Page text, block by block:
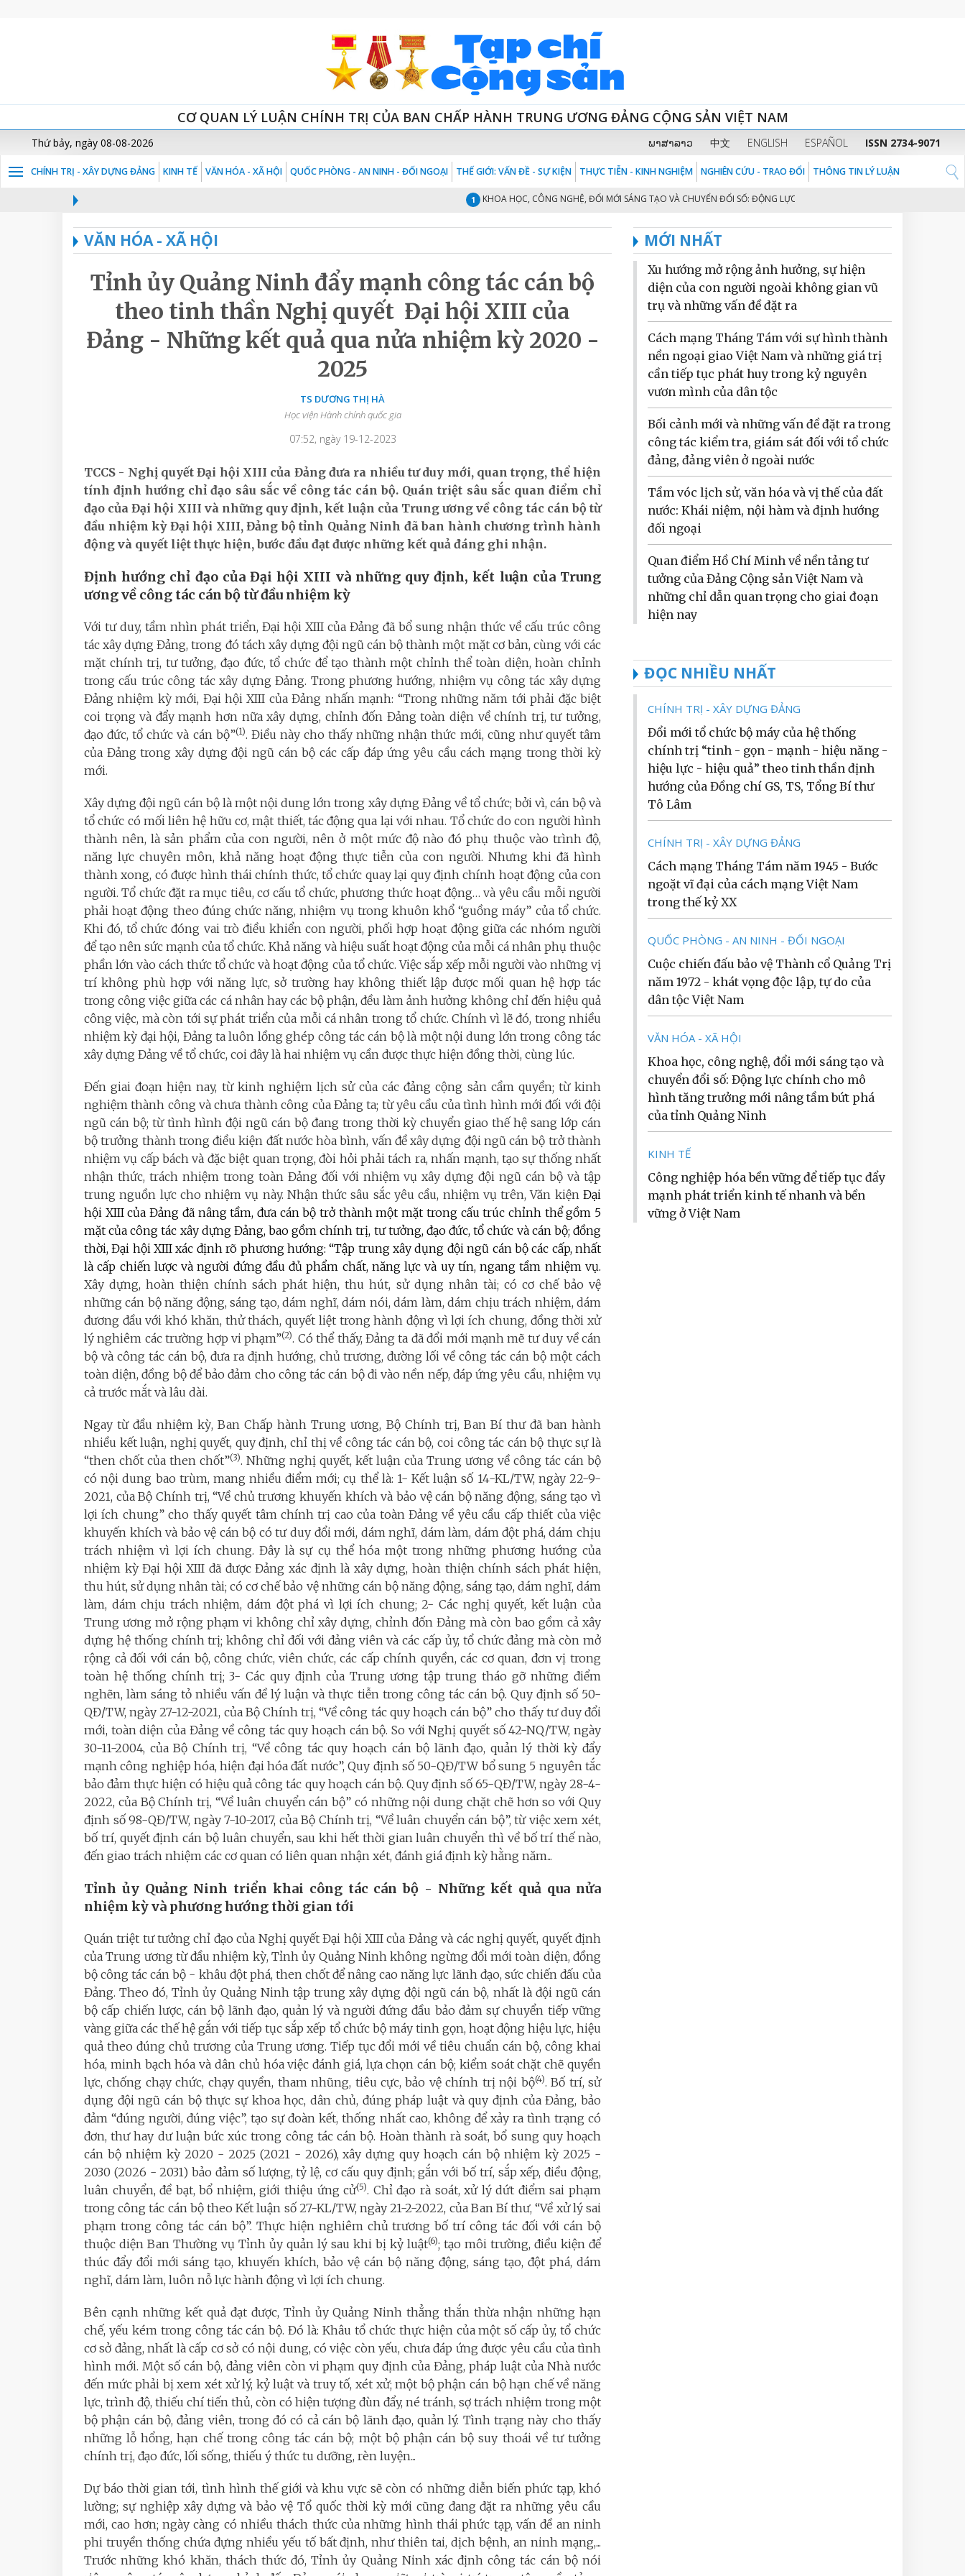
CƠ QUAN LÝ LUẬN CHÍNH TRỊ CỦA BAN CHẤP HÀNH TRUNG ƯƠNG ĐẢNG CỘNG SẢN VIỆT NAM
Thứ bảy, ngày 08-08-2026 ພາສາລາວ 中文 ENGLISH ESPAÑOL ISSN 2734-9071
CHÍNH TRỊ - XÂY DỰNG ĐẢNG KINH TẾ VĂN HÓA - XÃ HỘI QUỐC PHÒNG - AN NINH - ĐỐI NGOẠI THẾ GIỚI: VẤN ĐỀ - SỰ KIỆN THỰC TIỄN - KINH NGHIỆM NGHIÊN CỨU - TRAO ĐỔI THÔNG TIN LÝ LUẬN
KHOA HỌC, CÔNG NGHỆ, ĐỔI MỚI SÁNG TẠO VÀ CHUYỂN ĐỔI SỐ: ĐỘNG LỰC CHÍNH CHO MÔ HÌNH TĂNG TRƯỞNG MỚI
VĂN HÓA - XÃ HỘI
Tỉnh ủy Quảng Ninh đẩy mạnh công tác cán bộ
theo tinh thần Nghị quyết Đại hội XIII của
Đảng - Những kết quả qua nửa nhiệm kỳ 2020 -
2025
TS DƯƠNG THỊ HÀ
Học viện Hành chính quốc gia
07:52, ngày 19-12-2023
TCCS - Nghị quyết Đại hội XIII của Đảng đưa ra nhiều tư duy mới, quan trọng, thể hiện
tính định hướng chỉ đạo sâu sắc về công tác cán bộ. Quán triệt sâu sắc quan điểm chỉ
đạo của Đại hội XIII và những quy định, kết luận của Trung ương về công tác cán bộ từ
đầu nhiệm kỳ Đại hội XIII, Đảng bộ tỉnh Quảng Ninh đã ban hành chương trình hành
động và quyết liệt thực hiện, bước đầu đạt được những kết quả đáng ghi nhận.
Định hướng chỉ đạo của Đại hội XIII và những quy định, kết luận của Trung
ương về công tác cán bộ từ đầu nhiệm kỳ
Với tư duy, tầm nhìn phát triển, Đại hội XIII của Đảng đã bổ sung nhận thức về cấu trúc công
tác xây dựng Đảng, trong đó tách xây dựng đội ngũ cán bộ thành một mặt cơ bản, cùng với các
mặt chính trị, tư tưởng, đạo đức, tổ chức để tạo thành một chỉnh thể toàn diện, hoàn chỉnh
trong cấu trúc công tác xây dựng Đảng. Trong phương hướng, nhiệm vụ công tác xây dựng
Đảng nhiệm kỳ mới, Đại hội XIII của Đảng nhấn mạnh: “Trong những năm tới phải đặc biệt
coi trọng và đẩy mạnh hơn nữa xây dựng, chỉnh đốn Đảng toàn diện về chính trị, tư tưởng,
đạo đức, tổ chức và cán bộ”(1). Điều này cho thấy những nhận thức mới, cũng như quyết tâm
của Đảng trong xây dựng đội ngũ cán bộ các cấp đáp ứng yêu cầu cách mạng trong thời kỳ
mới.
Xây dựng đội ngũ cán bộ là một nội dung lớn trong xây dựng Đảng về tổ chức; bởi vì, cán bộ và
tổ chức có mối liên hệ hữu cơ, mật thiết, tác động qua lại với nhau. Tổ chức do con người hình
thành nên, là sản phẩm của con người, nên ở một mức độ nào đó phụ thuộc vào trình độ,
năng lực chuyên môn, khả năng hoạt động thực tiễn của con người. Nhưng khi đã hình
thành xong, có được hình thái chính thức, tổ chức quay lại quy định chính hoạt động của con
người. Tổ chức đặt ra mục tiêu, cơ cấu tổ chức, phương thức hoạt động… và yêu cầu mỗi người
phải hoạt động theo đúng chức năng, nhiệm vụ trong khuôn khổ “guồng máy” của tổ chức.
Khi đó, tổ chức đóng vai trò điều khiển con người, phối hợp hoạt động giữa các nhóm người
để tạo nên sức mạnh của tổ chức. Khả năng và hiệu suất hoạt động của mỗi cá nhân phụ thuộc
phần lớn vào cách thức tổ chức và hoạt động của tổ chức. Việc sắp xếp mỗi người vào những vị
trí không phù hợp với năng lực, sở trường hay không thiết lập được mối quan hệ hợp tác
trong công việc giữa các cá nhân hay các bộ phận, đều làm ảnh hưởng không chỉ đến hiệu quả
công việc, mà còn tới sự phát triển của mỗi cá nhân trong tổ chức. Chính vì lẽ đó, trong nhiều
nhiệm kỳ đại hội, Đảng ta luôn lồng ghép công tác cán bộ là một nội dung lớn trong công tác
xây dựng Đảng về tổ chức, coi đây là hai nhiệm vụ cần được thực hiện đồng thời, cùng lúc.
Đến giai đoạn hiện nay, từ kinh nghiệm lịch sử của các đảng cộng sản cầm quyền; từ kinh
nghiệm thành công và chưa thành công của Đảng ta; từ yêu cầu của tình hình mới đối với đội
ngũ cán bộ; từ tình hình đội ngũ cán bộ đang trong thời kỳ chuyển giao thế hệ sang lớp cán
bộ trưởng thành trong điều kiện đất nước hòa bình, vấn đề xây dựng đội ngũ cán bộ trở thành
nhiệm vụ cấp bách và đặc biệt quan trọng, đòi hỏi phải tách ra, nhấn mạnh, tạo sự thống nhất
nhận thức, trách nhiệm trong toàn Đảng đối với nhiệm vụ xây dựng đội ngũ cán bộ và tập
trung nguồn lực cho nhiệm vụ này. Nhận thức sâu sắc yêu cầu, nhiệm vụ trên, Văn kiện Đại
hội XIII của Đảng đã nâng tầm, đưa cán bộ trở thành một mặt trong cấu trúc chỉnh thể gồm 5
mặt của công tác xây dựng Đảng, bao gồm chính trị, tư tưởng, đạo đức, tổ chức và cán bộ; đồng
thời, Đại hội XIII xác định rõ phương hướng: “Tập trung xây dụng đội ngũ cán bộ các cấp, nhất
là cấp chiến lược và người đứng đầu đủ phẩm chất, năng lực và uy tín, ngang tầm nhiệm vụ.
Xây dựng, hoàn thiện chính sách phát hiện, thu hút, sử dụng nhân tài; có cơ chế bảo vệ
những cán bộ năng động, sáng tạo, dám nghĩ, dám nói, dám làm, dám chịu trách nhiệm, dám
đương đầu với khó khăn, thử thách, quyết liệt trong hành động vì lợi ích chung, đồng thời xử
lý nghiêm các trường hợp vi phạm”(2). Có thể thấy, Đảng ta đã đổi mới mạnh mẽ tư duy về cán
bộ và công tác cán bộ, đưa ra định hướng, chủ trương, đường lối về công tác cán bộ một cách
toàn diện, đồng bộ để bảo đảm cho công tác cán bộ đi vào nền nếp, đáp ứng yêu cầu, nhiệm vụ
cả trước mắt và lâu dài.
Ngay từ đầu nhiệm kỳ, Ban Chấp hành Trung ương, Bộ Chính trị, Ban Bí thư đã ban hành
nhiều kết luận, nghị quyết, quy định, chỉ thị về công tác cán bộ, coi công tác cán bộ thực sự là
“then chốt của then chốt”(3). Những nghị quyết, kết luận của Trung ương về công tác cán bộ
có nội dung bao trùm, mang nhiều điểm mới; cụ thể là: 1- Kết luận số 14-KL/TW, ngày 22-9-
2021, của Bộ Chính trị, “Về chủ trương khuyến khích và bảo vệ cán bộ năng động, sáng tạo vì
lợi ích chung” cho thấy quyết tâm chính trị cao của toàn Đảng về yêu cầu cấp thiết của việc
khuyến khích và bảo vệ cán bộ có tư duy đổi mới, dám nghĩ, dám làm, dám đột phá, dám chịu
trách nhiệm vì lợi ích chung. Đây là sự cụ thể hóa một trong những phương hướng của
nhiệm kỳ Đại hội XIII đã được Đảng xác định là xây dựng, hoàn thiện chính sách phát hiện,
thu hút, sử dụng nhân tài; có cơ chế bảo vệ những cán bộ năng động, sáng tạo, dám nghĩ, dám
làm, dám chịu trách nhiệm, dám đột phá vì lợi ích chung; 2- Các nghị quyết, kết luận của
Trung ương mở rộng phạm vi không chỉ xây dựng, chỉnh đốn Đảng mà còn bao gồm cả xây
dựng hệ thống chính trị; không chỉ đối với đảng viên và các cấp ủy, tổ chức đảng mà còn mở
rộng cả đối với cán bộ, công chức, viên chức, các cấp chính quyền, các cơ quan, đơn vị trong
toàn hệ thống chính trị; 3- Các quy định của Trung ương tập trung tháo gỡ những điểm
nghẽn, làm sáng tỏ nhiều vấn đề lý luận và thực tiễn trong công tác cán bộ. Quy định số 50-
QĐ/TW, ngày 27-12-2021, của Bộ Chính trị, “Về công tác quy hoạch cán bộ” cho thấy tư duy đổi
mới, toàn diện của Đảng về công tác quy hoạch cán bộ. So với Nghị quyết số 42-NQ/TW, ngày
30-11-2004, của Bộ Chính trị, “Về công tác quy hoạch cán bộ lãnh đạo, quản lý thời kỳ đẩy
mạnh công nghiệp hóa, hiện đại hóa đất nước”, Quy định số 50-QĐ/TW bổ sung 5 nguyên tắc
bảo đảm thực hiện có hiệu quả công tác quy hoạch cán bộ. Quy định số 65-QĐ/TW, ngày 28-4-
2022, của Bộ Chính trị, “Về luân chuyển cán bộ” có những nội dung chặt chẽ hơn so với Quy
định số 98-QĐ/TW, ngày 7-10-2017, của Bộ Chính trị, “Về luân chuyển cán bộ”, từ việc xem xét,
bố trí, quyết định cán bộ luân chuyển, sau khi hết thời gian luân chuyển thì về bố trí thế nào,
đến giao trách nhiệm các cơ quan có liên quan nhận xét, đánh giá định kỳ hằng năm...
Tỉnh ủy Quảng Ninh triển khai công tác cán bộ - Những kết quả qua nửa
nhiệm kỳ và phương hướng thời gian tới
Quán triệt tư tưởng chỉ đạo của Nghị quyết Đại hội XIII của Đảng và các nghị quyết, quyết định
của Trung ương từ đầu nhiệm kỳ, Tỉnh ủy Quảng Ninh không ngừng đổi mới toàn diện, đồng
bộ công tác cán bộ - khâu đột phá, then chốt để nâng cao năng lực lãnh đạo, sức chiến đấu của
Đảng. Theo đó, Tỉnh ủy Quảng Ninh tập trung xây dựng đội ngũ cán bộ, nhất là đội ngũ cán
bộ cấp chiến lược, cán bộ lãnh đạo, quản lý và người đứng đầu bảo đảm sự chuyển tiếp vững
vàng giữa các thế hệ gắn với tiếp tục sắp xếp tổ chức bộ máy tinh gọn, hoạt động hiệu lực, hiệu
quả theo đúng chủ trương của Trung ương. Tiếp tục đổi mới về tiêu chuẩn cán bộ, công khai
hóa, minh bạch hóa và dân chủ hóa việc đánh giá, lựa chọn cán bộ; kiểm soát chặt chẽ quyền
lực, chống chạy chức, chạy quyền, tham nhũng, tiêu cực, bảo vệ chính trị nội bộ(4). Bố trí, sử
dụng đội ngũ cán bộ thực sự khoa học, dân chủ, đúng pháp luật và quy định của Đảng, bảo
đảm “đúng người, đúng việc”, tạo sự đoàn kết, thống nhất cao, không để xảy ra tình trạng có
đơn, thư hay dư luận bức xúc trong công tác cán bộ. Hoàn thành rà soát, bổ sung quy hoạch
cán bộ nhiệm kỳ 2020 - 2025 (2021 - 2026), xây dựng quy hoạch cán bộ nhiệm kỳ 2025 -
2030 (2026 - 2031) bảo đảm số lượng, tỷ lệ, cơ cấu quy định; gắn với bố trí, sắp xếp, điều động,
luân chuyển, đề bạt, bổ nhiệm, giới thiệu ứng cử(5). Chỉ đạo rà soát, xử lý dứt điểm sai phạm
trong công tác cán bộ theo Kết luận số 27-KL/TW, ngày 21-2-2022, của Ban Bí thư, “Về xử lý sai
phạm trong công tác cán bộ”. Thực hiện nghiêm chủ trương bố trí công tác đối với cán bộ
thuộc diện Ban Thường vụ Tỉnh ủy quản lý sau khi bị kỷ luật(6); tạo môi trường, điều kiện để
thúc đẩy đổi mới sáng tạo, khuyến khích, bảo vệ cán bộ năng động, sáng tạo, đột phá, dám
nghĩ, dám làm, luôn nỗ lực hành động vì lợi ích chung.
Bên cạnh những kết quả đạt được, Tỉnh ủy Quảng Ninh thẳng thắn thừa nhận những hạn
chế, yếu kém trong công tác cán bộ. Đó là: Khâu tổ chức thực hiện của một số cấp ủy, tổ chức
cơ sở đảng, nhất là cấp cơ sở có nội dung, có việc còn yếu, chưa đáp ứng được yêu cầu của tình
hình mới. Một số cán bộ, đảng viên còn vi phạm quy định của Đảng, pháp luật của Nhà nước
đến mức phải bị xem xét xử lý, kỷ luật và truy tố, xét xử; một bộ phận cán bộ hạn chế về năng
lực, trình độ, thiếu chí tiến thủ, còn có hiện tượng đùn đẩy, né tránh, sợ trách nhiệm trong một
bộ phận cán bộ, đảng viên, trong đó có cả cán bộ lãnh đạo, quản lý. Tình trạng này cho thấy
những lỗ hổng, hạn chế trong công tác cán bộ; một bộ phận cán bộ suy thoái về tư tưởng
chính trị, đạo đức, lối sống, thiếu ý thức tu dưỡng, rèn luyện...
Dự báo thời gian tới, tình hình thế giới và khu vực sẽ còn có những diễn biến phức tạp, khó
lường; sự nghiệp xây dựng và bảo vệ Tổ quốc thời kỳ mới cũng đang đặt ra những yêu cầu
mới, cao hơn; ngày càng có nhiều thách thức của những hình thái phức tạp, vấn đề an ninh
phi truyền thống chứa đựng nhiều yếu tố bất định, như thiên tai, dịch bệnh, an ninh mạng,...
Trước những khó khăn, thách thức đó, Tỉnh ủy Quảng Ninh xác định công tác cán bộ nói
MỚI NHẤT
Xu hướng mở rộng ảnh hưởng, sự hiện
diện của con người ngoài không gian vũ
trụ và những vấn đề đặt ra
Cách mạng Tháng Tám với sự hình thành
nền ngoại giao Việt Nam và những giá trị
cần tiếp tục phát huy trong kỷ nguyên
vươn mình của dân tộc
Bối cảnh mới và những vấn đề đặt ra trong
công tác kiểm tra, giám sát đối với tổ chức
đảng, đảng viên ở ngoài nước
Tầm vóc lịch sử, văn hóa và vị thế của đất
nước: Khái niệm, nội hàm và định hướng
đối ngoại
Quan điểm Hồ Chí Minh về nền tảng tư
tưởng của Đảng Cộng sản Việt Nam và
những chỉ dẫn quan trọng cho giai đoạn
hiện nay
ĐỌC NHIỀU NHẤT
CHÍNH TRỊ - XÂY DỰNG ĐẢNG
Đổi mới tổ chức bộ máy của hệ thống
chính trị “tinh - gọn - mạnh - hiệu năng -
hiệu lực - hiệu quả” theo tinh thần định
hướng của Đồng chí GS, TS, Tổng Bí thư
Tô Lâm
CHÍNH TRỊ - XÂY DỰNG ĐẢNG
Cách mạng Tháng Tám năm 1945 - Bước
ngoặt vĩ đại của cách mạng Việt Nam
trong thế kỷ XX
QUỐC PHÒNG - AN NINH - ĐỐI NGOẠI
Cuộc chiến đấu bảo vệ Thành cổ Quảng Trị
năm 1972 - khát vọng độc lập, tự do của
dân tộc Việt Nam
VĂN HÓA - XÃ HỘI
Khoa học, công nghệ, đổi mới sáng tạo và
chuyển đổi số: Động lực chính cho mô
hình tăng trưởng mới nâng tầm bứt phá
của tỉnh Quảng Ninh
KINH TẾ
Công nghiệp hóa bền vững để tiếp tục đẩy
mạnh phát triển kinh tế nhanh và bền
vững ở Việt Nam